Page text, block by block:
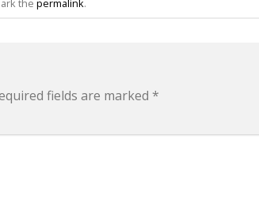
the permalink.
fields are marked *